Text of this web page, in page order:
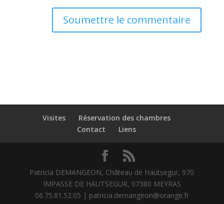
Soumettre le commentaire
Visites
Réservation des chambres
Contact
Liens
Patricia DEMANGEON, Château de Hautsegur, 970
IMPASSE DE HAUTSEGUR, 07380 MEYRAS
06.75.81.52.05 | patricia.demangeon@orange.fr